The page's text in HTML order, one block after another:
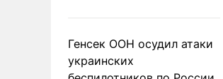
Генсек ООН осудил атаки
украинских